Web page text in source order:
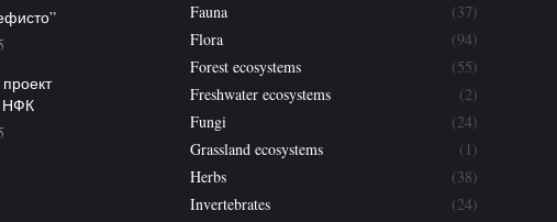
НФК
Fauna
(37)
Flora
(94)
Forest ecosystems
(55)
Freshwater ecosystems
(2)
Fungi
(24)
Grassland ecosystems
(1)
Herbs
(38)
Invertebrates
(24)